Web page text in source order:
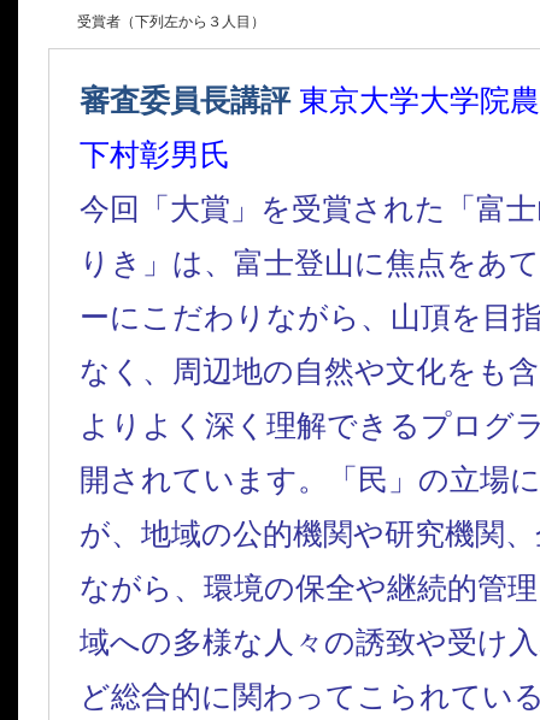
受賞者（下列左から３人目）
審査委員長講評 東京大学大学院
下村彰男氏
今回「大賞」を受賞された「富
りき」は、富士登山に焦点をあ
ーにこだわりながら、山頂を目
なく、周辺地の自然や文化をも
よりよく深く理解できるプログ
開されています。「民」の立場
が、地域の公的機関や研究機関
ながら、環境の保全や継続的管
域への多様な人々の誘致や受け
ど総合的に関わってこられてい